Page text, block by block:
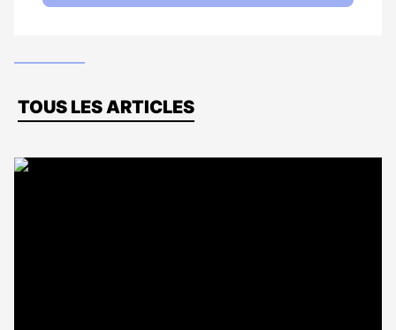
Dernières
TOUS LES ARTICLES